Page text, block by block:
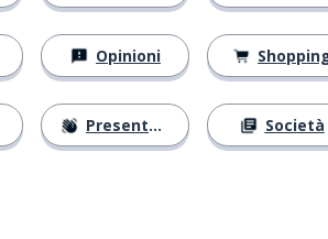
Opinioni
Presentarsi Società